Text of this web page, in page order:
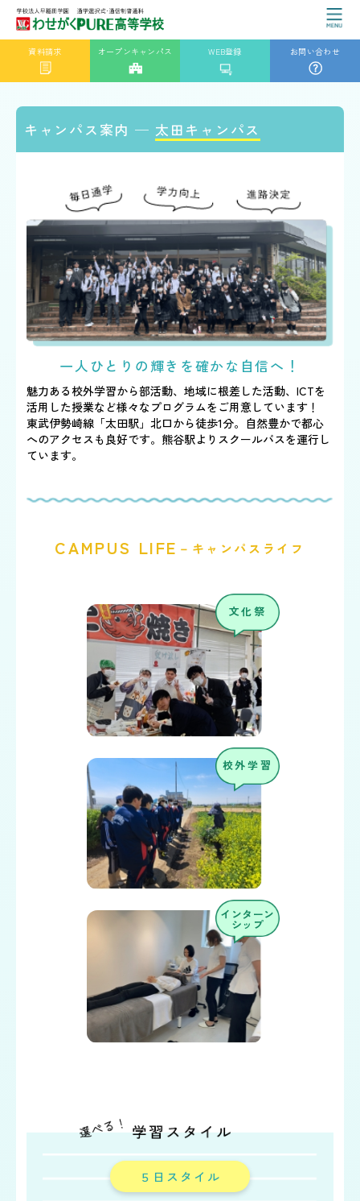
資料請求 オープンキャンパス WEB登録 お問い合わせ
キャンパス案内 ─ 太田キャンパス
一人ひとりの輝きを確かな自信へ！
魅力ある校外学習から部活動、地域に根差した活動、ICTを
活用した授業など様々なプログラムをご用意しています！
東武伊勢崎線「太田駅」北口から徒歩1分。自然豊かで都心
へのアクセスも良好です。 熊谷駅よりスクールバスを運行し
ています。
CAMPUS LIFE －キャンパスライフ
文化祭
校外学習
インターン
シップ
５日スタイル